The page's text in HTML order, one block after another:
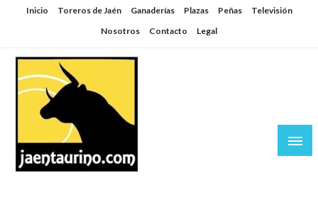
SaltarInicio Toreros de Jaén Ganaderías Plazas Peñas
Televisión
Nosotros
Contacto Legal